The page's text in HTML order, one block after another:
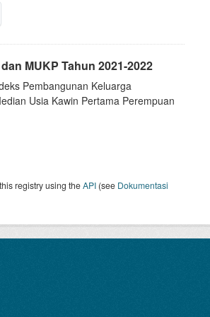
MUKP Tahun 2021-2022
Pembangunan Keluarga
Usia Kawin Pertama Perempuan
registry using theAPI (see Dokumentasi